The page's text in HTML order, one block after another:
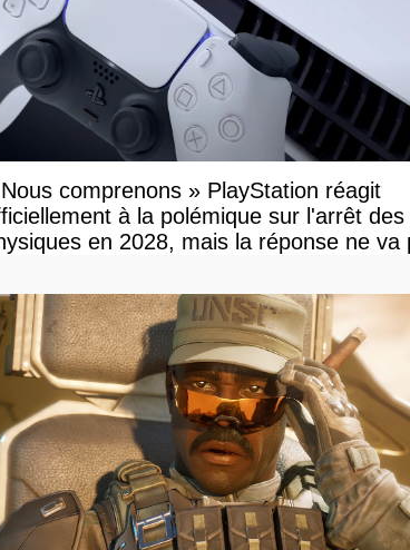
comprenons » PlayStation réagit
à la polémique sur l'arrêt des
en 2028, mais la réponse ne va